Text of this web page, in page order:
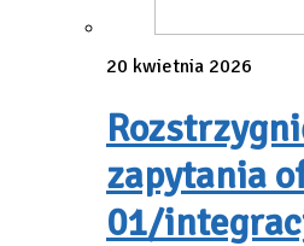
20 kwietnia 2026
zapytania
01/